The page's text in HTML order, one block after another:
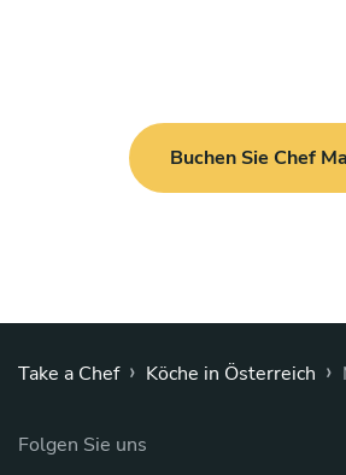
Buchen Sie Chef
Take a Chef › Köche in Österreich ›
Folgen Sie uns